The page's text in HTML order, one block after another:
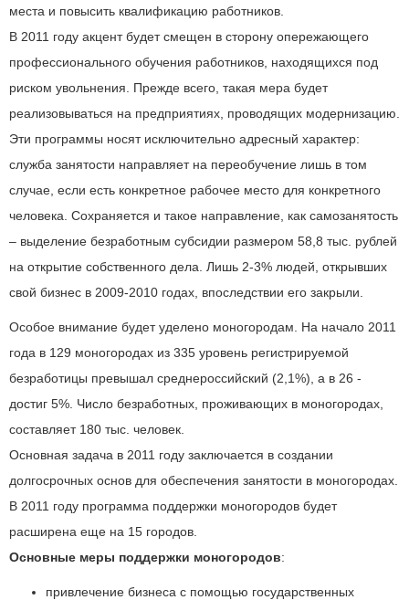
места и повысить квалификацию работников.
В 2011 году акцент будет смещен в сторону опережающего
профессионального обучения работников, находящихся под
риском увольнения. Прежде всего, такая мера будет
реализовываться на предприятиях, проводящих модернизацию.
Эти программы носят исключительно адресный характер:
служба занятости направляет на переобучение лишь в том
случае, если есть конкретное рабочее место для конкретного
человека. Сохраняется и такое направление, как самозанятость
– выделение безработным субсидии размером 58,8 тыс. рублей
на открытие собственного дела. Лишь 2-3% людей, открывших
свой бизнес в 2009-2010 годах, впоследствии его закрыли.
Особое внимание будет уделено моногородам. На начало 2011
года в 129 моногородах из 335 уровень регистрируемой
безработицы превышал среднероссийский (2,1%), а в 26 -
достиг 5%. Число безработных, проживающих в моногородах,
составляет 180 тыс. человек.
Основная задача в 2011 году заключается в создании
долгосрочных основ для обеспечения занятости в моногородах.
В 2011 году программа поддержки моногородов будет
расширена еще на 15 городов.
Основные меры поддержки моногородов:
привлечение бизнеса с помощью государственных